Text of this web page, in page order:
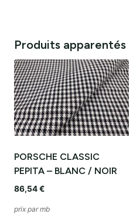
Produits apparentés
PORSCHE CLASSIC
PEPITA – BLANC / NOIR
86,54€
prix par mb